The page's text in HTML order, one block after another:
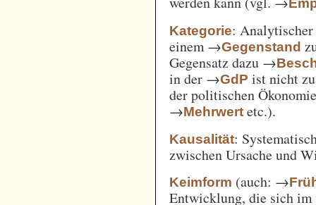
Kategorie:
einem →Gegenstand
Gegensatz dazu →
in der →GdP ist nicht
der politischen
→Mehrwert etc.).
Kausalität:
zwischen Ursache und
Keimform (auch: →
Entwicklung, die sich im